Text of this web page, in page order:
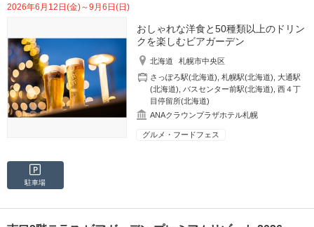
2026年6月12日(金)～9月6日(日)
おしゃれな洋食と50種類以上のドリン
クを楽しむビアガーデン
北海道
札幌市中央区
さっぽろ駅(北海道) ,札幌駅(北海道) ,大通駅
(北海道)
バスセンター前駅(北海道) ,西４丁
目停留所(北海道)
ANAクラウンプラザホテル札幌
グルメ・フードフェス
駐車場